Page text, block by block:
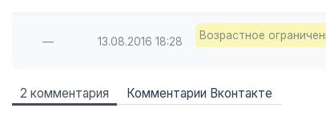
— 13.08.2016 18:28 Возрастное
2 комментария Комментарии Вконтакте